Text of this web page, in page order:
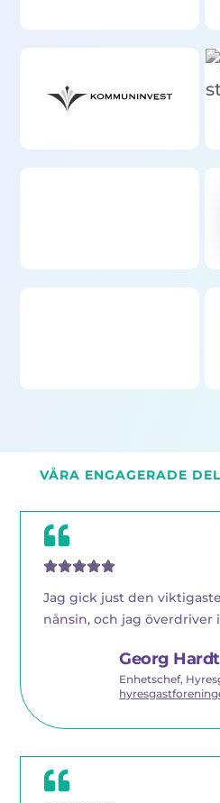
VÅRA ENGAGERADE
Jag gick just den
nånsin, och jag överdriver
Georg Hardt
Enhetschef,